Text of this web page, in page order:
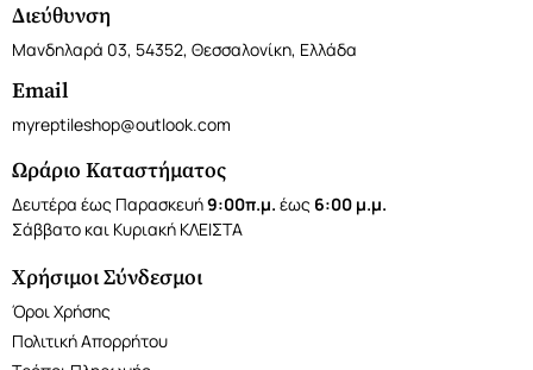
Διεύθυνση
Μανδηλαρά 03, 54352, Θεσσαλονίκη, Ελλάδα
Email
myreptileshop@outlook.com
Ωράριο Καταστήματος
Δευτέρα έως Παρασκευή9:00π.μ. έως 6:00 μ.μ.
Σάββατο και Κυριακή ΚΛΕΙΣΤΑ
Χρήσιμοι Σύνδεσμοι
Όροι Χρήσης
Πολιτική Απορρήτου